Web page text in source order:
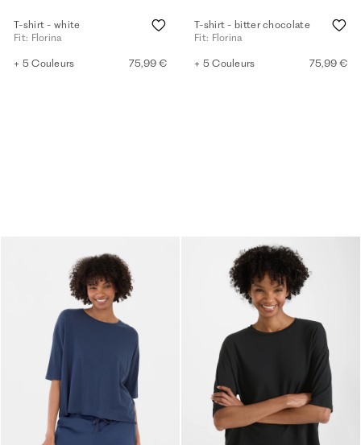
T-shirt - white
Fit: Florina
+ 5 Couleurs 75,99 €
T-shirt - bitter chocolate
Fit: Florina
+ 5 Couleurs 75,99 €